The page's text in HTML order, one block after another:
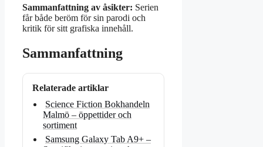
Sammanfattning av åsikter: Serien
får både beröm för sin parodi och
kritik för sitt grafiska innehåll.
Sammanfattning
Relaterade artiklar
Science Fiction Bokhandeln
Malmö – öppettider och
sortiment
Samsung Galaxy Tab A9+ –